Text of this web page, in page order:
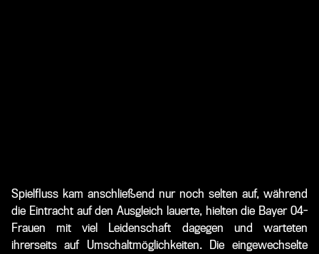
Spielfluss kam anschließend nur noch selten auf, während
die Eintracht auf den Ausgleich lauerte, hielten die Bayer 04-
Frauen mit viel Leidenschaft dagegen und warteten
ihrerseits auf Umschaltmöglichkeiten. Die eingewechselte